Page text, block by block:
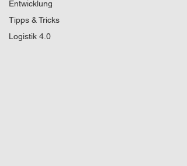
Entwicklung
Tipps & Tricks
Logistik 4.0